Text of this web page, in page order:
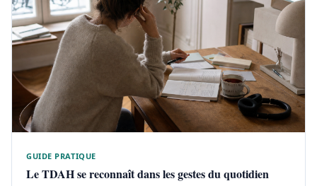
GUIDE PRATIQUE
Le TDAH se reconnaît dans les gestes du quotidien